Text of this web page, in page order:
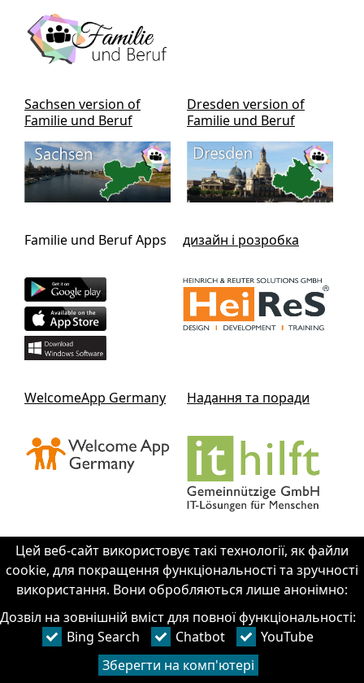
Цей веб-сайт використовує такі технології, як файли
cookie, для покращення функціональності та зручності
використання. Вони обробляються лише анонімно:
Дозвіл на зовнішній вміст для повної функціональності:
Bing Search
Chatbot
YouTube
Зберегти на комп'ютері
Sachsen version of
Familie und Beruf
Dresden version of
Familie und Beruf
Familie und Beruf Apps дизайн і розробка
WelcomeApp Germany Надання та поради
Зв'яжіться з IThilft
gGmbH
+49 351 - 312 930 64
info@it-hilft.de